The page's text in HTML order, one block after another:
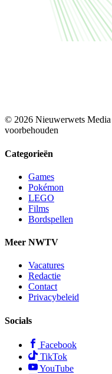
© 2026 Nieuwerwets
voorbehouden
Categorieën
Games
Pokémon
LEGO
Films
Bordspellen
Meer NWTV
Vacatures
Redactie
Contact
Privacybeleid
Socials
Facebook
TikTok
YouTube